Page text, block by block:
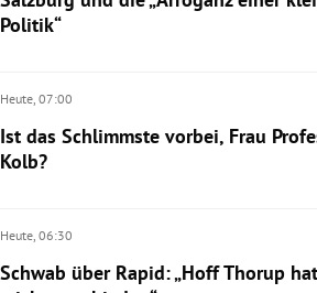
Politik“
Heute, 07:00
Ist das Schlimmste vorbei, Frau
Kolb?
Heute, 06:30
Schwab über Rapid: „Hoff Thorup